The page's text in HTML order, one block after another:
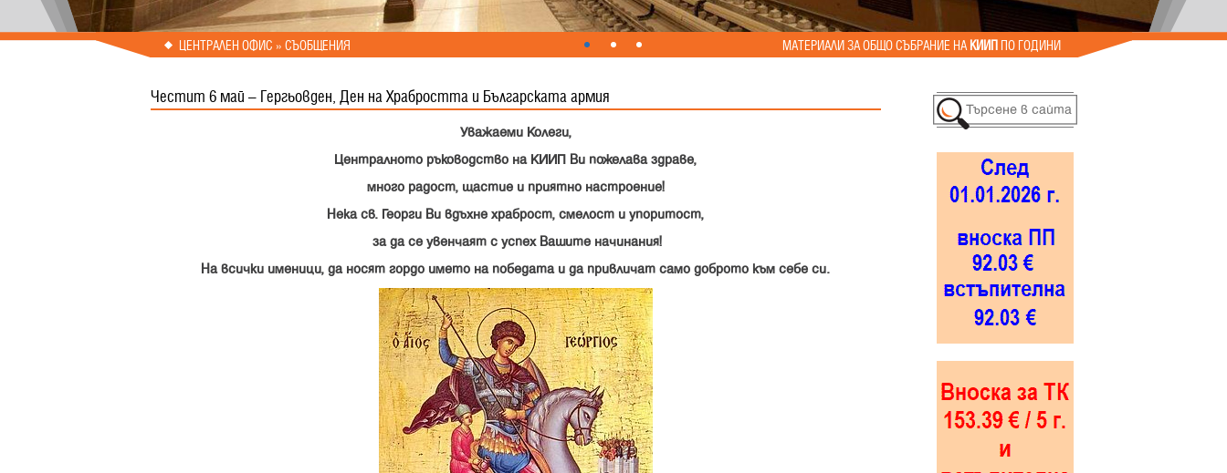
PrevNext ЦЕНТРАЛЕН ОФИС » СЪОБЩЕНИЯ МАТЕРИАЛИ ЗА ОБЩО СЪБРАНИЕ НАКИИППО ГОДИНИ
Честит 6 май – Гергьовден, Ден на Храбростта и Българската армия
Уважаеми Колеги,
Централното ръководство на КИИП Ви пожелава здраве,
много радост, щастие и приятно настроение!
Нека св. Георги Ви вдъхне храброст, смелост и упоритост,
за да се увенчаят с успех Вашите начинания!
На всички именици, да носят гордо името на победата и да привличат само доброто към себе си.